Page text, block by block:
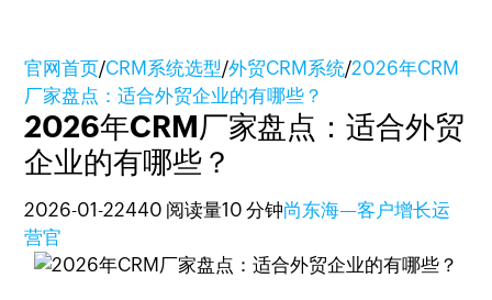
官网首页/CRM系统选型/外贸CRM系统/2026年CRM
厂家盘点：适合外贸企业的有哪些？
2026年CRM厂家盘点：适合外贸
企业的有哪些？
2026-01-22440 阅读量10 分钟尚东海—客户增长运
营官